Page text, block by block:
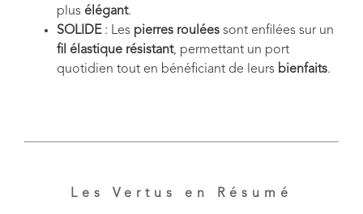
plus élégant.
SOLIDE: Les pierres roulées sont enfilées sur un
fil élastique résistant, permettant un port
quotidien tout en bénéficiant de leurs bienfaits.
Les Vertus en Résumé